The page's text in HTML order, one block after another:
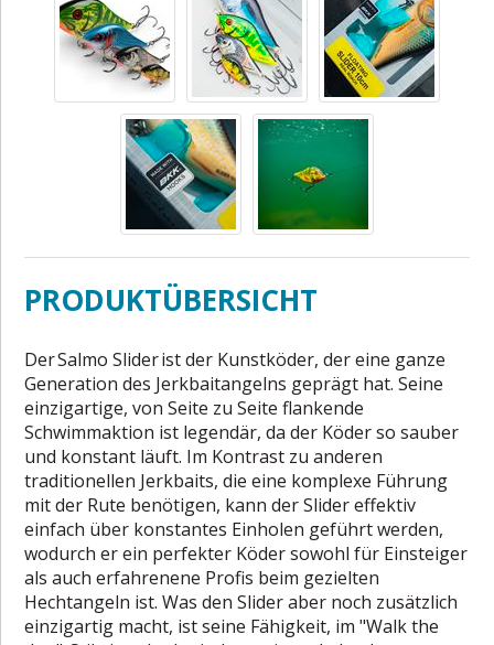
PRODUKTÜBERSICHT
Der Salmo Slider ist der Kunstköder, der eine ganze
Generation des Jerkbaitangelns geprägt hat. Seine
einzigartige, von Seite zu Seite flankende
Schwimmaktion ist legendär, da der Köder so sauber
und konstant läuft. Im Kontrast zu anderen
traditionellen Jerkbaits, die eine komplexe Führung
mit der Rute benötigen, kann der Slider effektiv
einfach über konstantes Einholen geführt werden,
wodurch er ein perfekter Köder sowohl für Einsteiger
als auch erfahrenene Profis beim gezielten
Hechtangeln ist. Was den Slider aber noch zusätzlich
einzigartig macht, ist seine Fähigkeit, im "Walk the